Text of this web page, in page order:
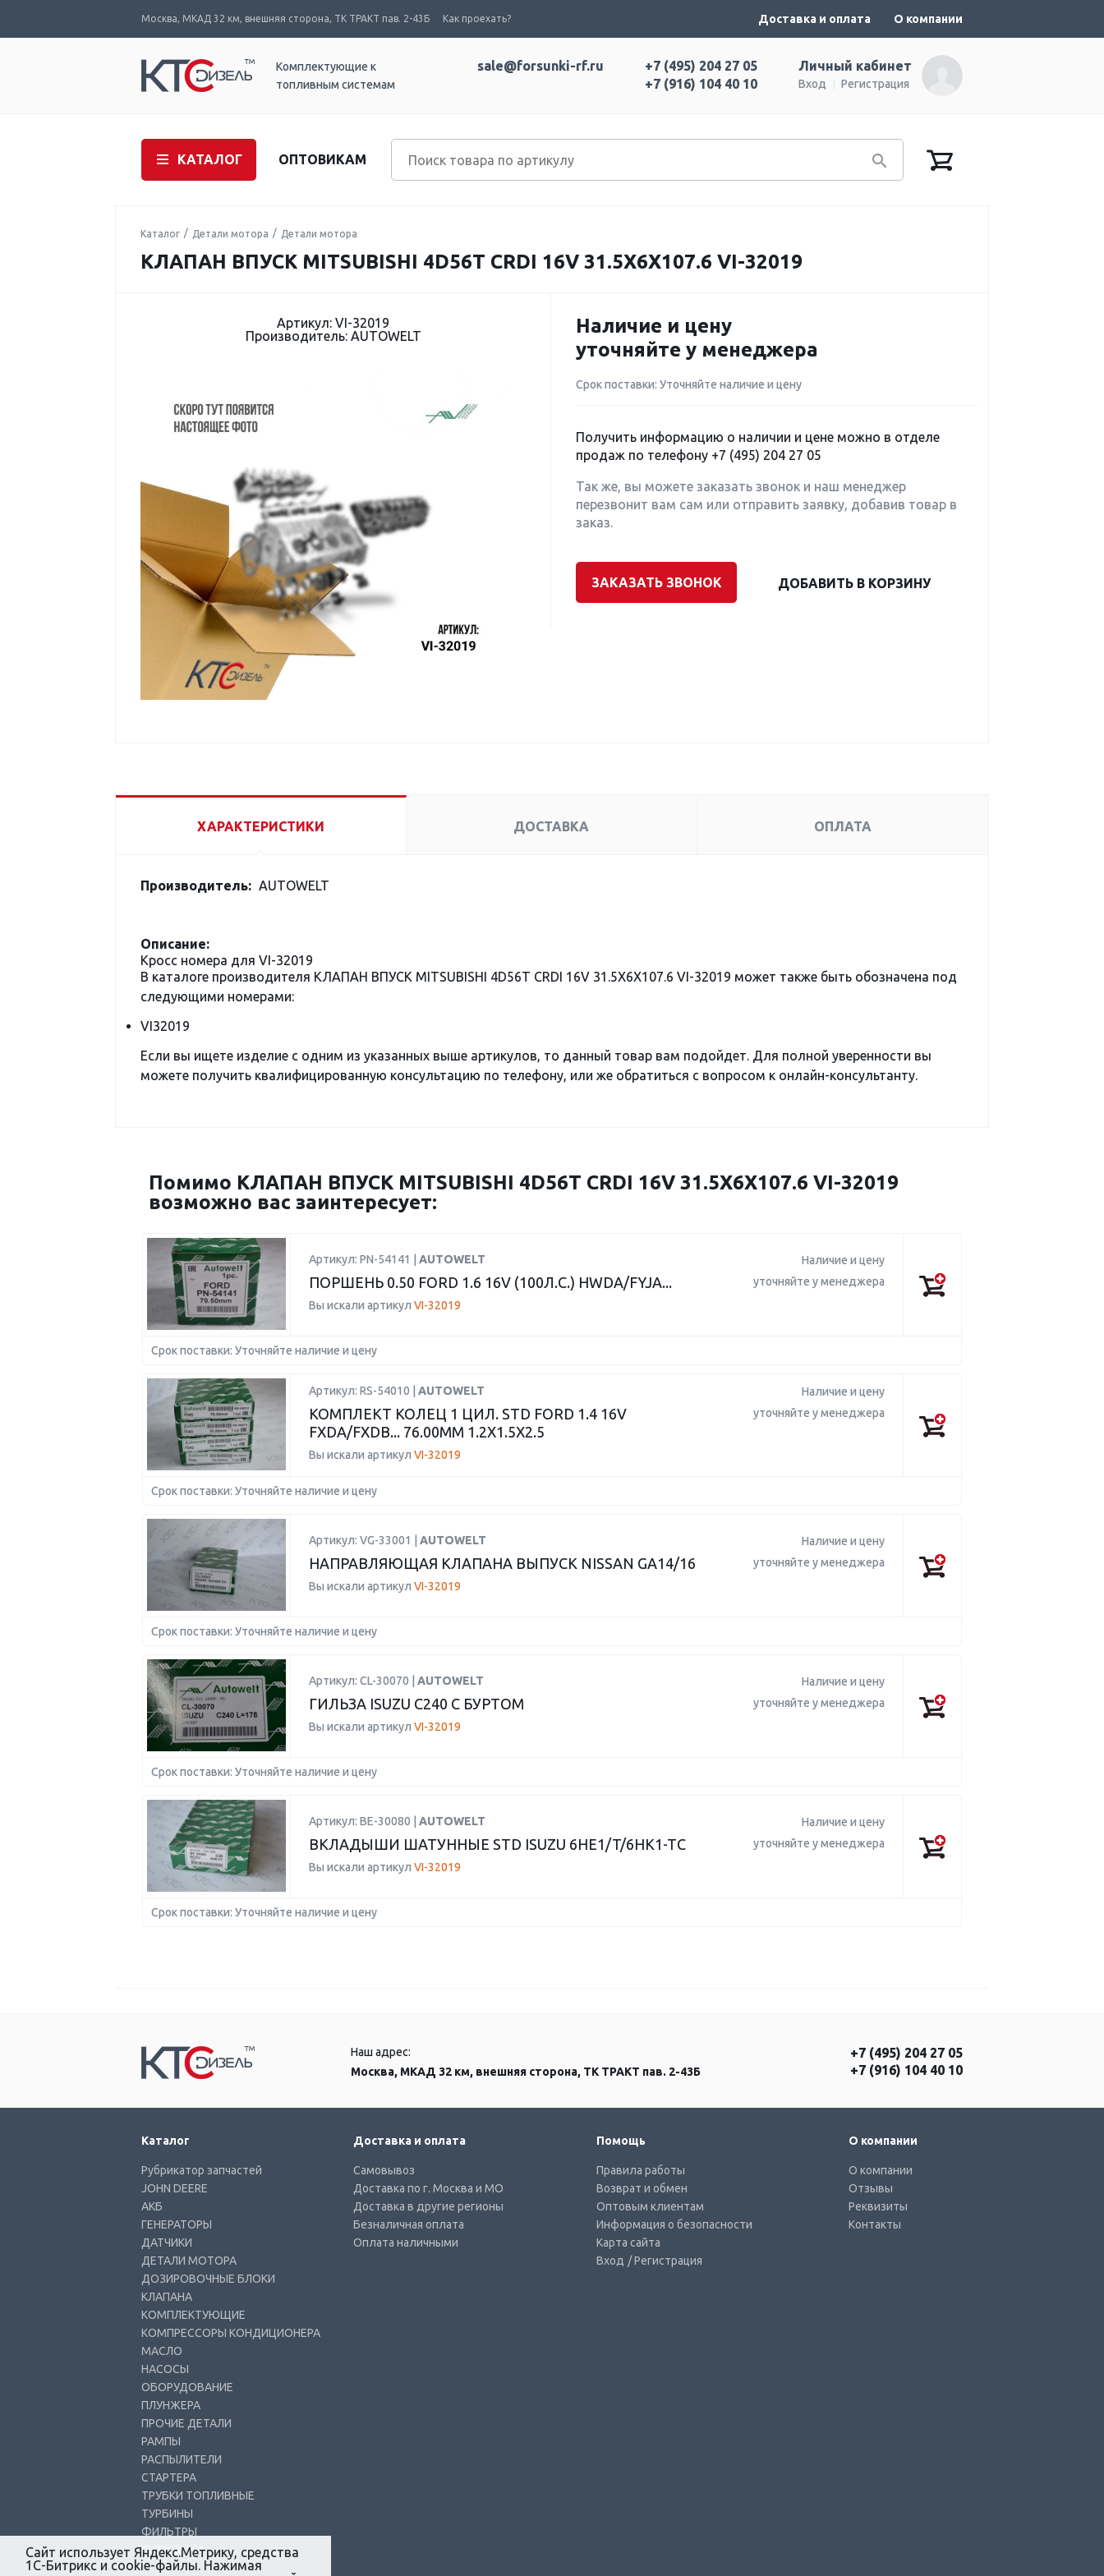
Москва, МКАД 32 км, внешняя сторона, ТК ТРАКТ пав. 2-43Б Как проехать? Доставка и оплата О компании
Комплектующие к
топливным системам
Личный кабинет
Вход Регистрация
+7 (495) 204 27 05
+7 (916) 104 40 10
sale@forsunki-rf.ru
КАТАЛОГ ОПТОВИКАМ
Каталог Детали мотора Детали мотора
КЛАПАН ВПУСК MITSUBISHI 4D56T CRDI 16V 31.5X6X107.6 VI-32019
Артикул: VI-32019
Производитель: AUTOWELT
Наличие и цену
уточняйте у менеджера
Срок поставки: Уточняйте наличие и цену
Получить информацию о наличии и цене можно в отделе
продаж по телефону +7 (495) 204 27 05
Так же, вы можете заказать звонок и наш менеджер
перезвонит вам сам или отправить заявку, добавив товар в
заказ.
ЗАКАЗАТЬ ЗВОНОК ДОБАВИТЬ В КОРЗИНУ
ХАРАКТЕРИСТИКИ ДОСТАВКА ОПЛАТА
Производитель: AUTOWELT
Описание:
Кросс номера для VI-32019
В каталоге производителя КЛАПАН ВПУСК MITSUBISHI 4D56T CRDI 16V 31.5X6X107.6 VI-32019 может также быть обозначена под
следующими номерами:
VI32019
Если вы ищете изделие с одним из указанных выше артикулов, то данный товар вам подойдет. Для полной уверенности вы
можете получить квалифицированную консультацию по телефону, или же обратиться с вопросом к онлайн-консультанту.
Помимо КЛАПАН ВПУСК MITSUBISHI 4D56T CRDI 16V 31.5X6X107.6 VI-32019
возможно вас заинтересует:
Артикул: PN-54141 | AUTOWELT
ПОРШЕНЬ 0.50 FORD 1.6 16V (100Л.С.) HWDA/FYJA...
Вы искали артикул VI-32019
Наличие и цену
уточняйте у менеджера
Срок поставки: Уточняйте наличие и цену
Артикул: RS-54010 | AUTOWELT
КОМПЛЕКТ КОЛЕЦ 1 ЦИЛ. STD FORD 1.4 16V
FXDA/FXDB... 76.00MM 1.2X1.5X2.5
Вы искали артикул VI-32019
Наличие и цену
уточняйте у менеджера
Срок поставки: Уточняйте наличие и цену
Артикул: VG-33001 | AUTOWELT
НАПРАВЛЯЮЩАЯ КЛАПАНА ВЫПУСК NISSAN GA14/16
Вы искали артикул VI-32019
Наличие и цену
уточняйте у менеджера
Срок поставки: Уточняйте наличие и цену
Артикул: CL-30070 | AUTOWELT
ГИЛЬЗА ISUZU C240 С БУРТОМ
Вы искали артикул VI-32019
Наличие и цену
уточняйте у менеджера
Срок поставки: Уточняйте наличие и цену
Артикул: BE-30080 | AUTOWELT
ВКЛАДЫШИ ШАТУННЫЕ STD ISUZU 6HE1/T/6HK1-TC
Вы искали артикул VI-32019
Наличие и цену
уточняйте у менеджера
Срок поставки: Уточняйте наличие и цену
Наш адрес:
Москва, МКАД 32 км, внешняя сторона, ТК ТРАКТ пав. 2-43Б
+7 (495) 204 27 05
+7 (916) 104 40 10
Каталог
Рубрикатор запчастей
JOHN DEERE
АКБ
ГЕНЕРАТОРЫ
ДАТЧИКИ
ДЕТАЛИ МОТОРА
ДОЗИРОВОЧНЫЕ БЛОКИ
КЛАПАНА
КОМПЛЕКТУЮЩИЕ
КОМПРЕССОРЫ КОНДИЦИОНЕРА
МАСЛО
НАСОСЫ
ОБОРУДОВАНИЕ
ПЛУНЖЕРА
ПРОЧИЕ ДЕТАЛИ
РАМПЫ
РАСПЫЛИТЕЛИ
СТАРТЕРА
ТРУБКИ ТОПЛИВНЫЕ
ТУРБИНЫ
ФИЛЬТРЫ
ФОРСУНКИ
Доставка и оплата
Самовывоз
Доставка по г. Москва и МО
Доставка в другие регионы
Безналичная оплата
Оплата наличными
Помощь
Правила работы
Возврат и обмен
Оптовым клиентам
Информация о безопасности
Карта сайта
Вход / Регистрация
О компании
О компании
Отзывы
Реквизиты
Контакты
Сайт использует Яндекс.Метрику, средства
1С-Битрикс и cookie-файлы. Нажимая